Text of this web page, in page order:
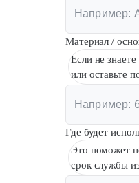
Материал /
Если не
или оставьте
Где будет
Это поможет
срок службы